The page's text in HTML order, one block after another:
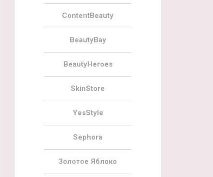
ContentBeauty
BeautyBay
BeautyHeroes
SkinStore
YesStyle
Sephora
Золотое Яблоко